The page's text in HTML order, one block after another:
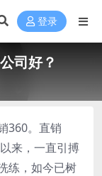
登录
司好？
360。直销
来，一直引搏
练，如今已树